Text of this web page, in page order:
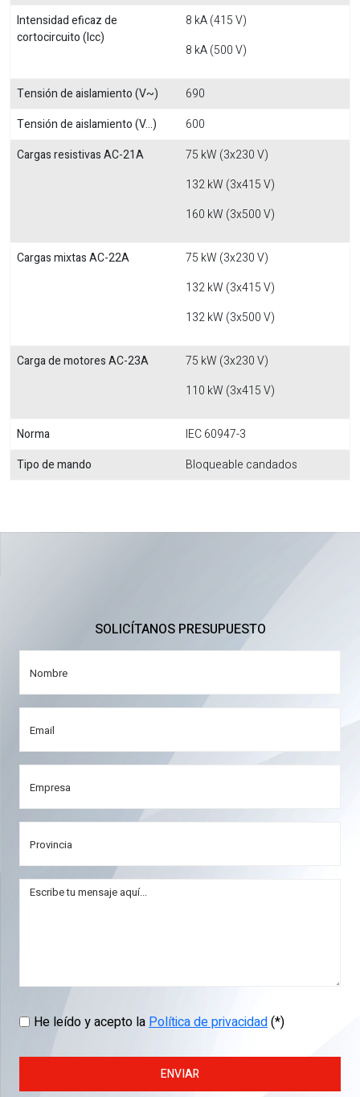
Intensidad eficaz de
cortocircuito (Icc)
8 kA (415 V)
8 kA (500 V)
Tensión de aislamiento (V~)
690
Tensión de aislamiento (V...)
600
Cargas resistivas AC-21A
75 kW (3x230 V)
132 kW (3x415 V)
160 kW (3x500 V)
Cargas mixtas AC-22A
75 kW (3x230 V)
132 kW (3x415 V)
132 kW (3x500 V)
Carga de motores AC-23A
75 kW (3x230 V)
110 kW (3x415 V)
Norma
IEC 60947-3
Tipo de mando
Bloqueable candados
SOLICÍTANOS PRESUPUESTO
He leído y acepto laPolítica de privacidad(*)
ENVIAR